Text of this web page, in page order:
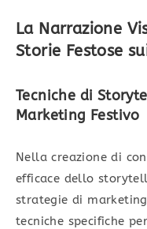
La Narrazione
Storie Festose
Tecniche di
Marketing Festivo
Nella creazione di
efficace dello
strategie di
tecniche specifiche